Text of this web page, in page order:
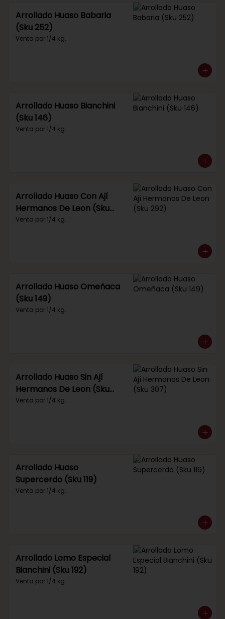
Arrollado Huaso Babaria
(Sku 252)
Venta por 1/4 kg.
Arrollado Huaso Bianchini
(Sku 146)
Venta por 1/4 kg.
Arrollado Huaso Con Ají
Hermanos De Leon (Sku
292)
Venta por 1/4 kg.
Arrollado Huaso Omeñaca
(Sku 149)
Venta por 1/4 kg.
Arrollado Huaso Sin Ají
Hermanos De Leon (Sku
307)
Venta por 1/4 kg.
Arrollado Huaso
Supercerdo (Sku 119)
Venta por 1/4 kg.
Arrollado Lomo Especial
Bianchini (Sku 192)
Venta por 1/4 kg.